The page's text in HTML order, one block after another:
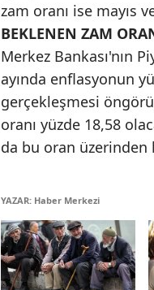
zam oranı ise mayıs
BEKLENEN ZAM
Merkez Bankası'nın
ayında enflasyonun
gerçekleşmesi
oranı yüzde 18,58
da bu oran üzerinden
YAZAR: Haber Merkezi